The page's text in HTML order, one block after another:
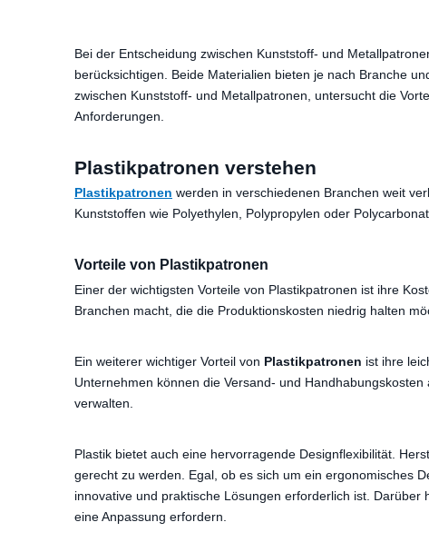
Bei der Entscheidung zwischen Kunststoff- und
berücksichtigen. Beide Materialien bieten je nach Branche
zwischen Kunststoff- und Metallpatronen, untersucht die
Anforderungen.
Plastikpatronen verstehen
Plastikpatronen werden in verschiedenen Branchen weit
Kunststoffen wie Polyethylen, Polypropylen oder
Vorteile von Plastikpatronen
Einer der wichtigsten Vorteile von Plastikpatronen ist ihre
Branchen macht, die die Produktionskosten niedrig halten
Ein weiterer wichtiger Vorteil von Plastikpatronen ist ihre
Unternehmen können die Versand- und
verwalten.
Plastik bietet auch eine hervorragende Designflexibilität.
gerecht zu werden. Egal, ob es sich um ein ergonomisches
innovative und praktische Lösungen erforderlich ist.
eine Anpassung erfordern.